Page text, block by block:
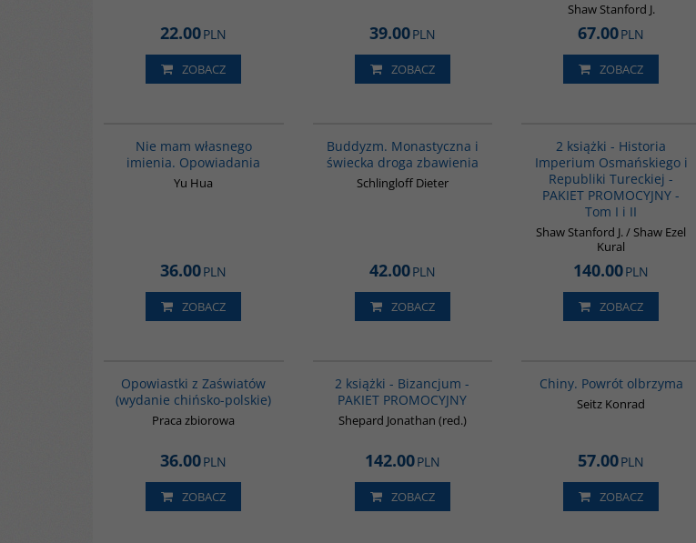
22.00PLN
ZOBACZ
39.00PLN
ZOBACZ
Shaw Stanford J.
67.00PLN
ZOBACZ
Nie mam własnego
imienia. Opowiadania
Yu Hua
36.00PLN
ZOBACZ
Buddyzm. Monastyczna i
świecka droga zbawienia
Schlingloff Dieter
42.00PLN
ZOBACZ
2 książki - Historia
Imperium Osmańskiego i
Republiki Tureckiej -
PAKIET PROMOCYJNY -
Tom I i II
Shaw Stanford J. / Shaw Ezel
Kural
140.00PLN
ZOBACZ
Opowiastki z Zaświatów
(wydanie chińsko-polskie)
Praca zbiorowa
36.00PLN
ZOBACZ
2 książki - Bizancjum -
PAKIET PROMOCYJNY
Shepard Jonathan (red.)
142.00PLN
ZOBACZ
Chiny. Powrót olbrzyma
Seitz Konrad
57.00PLN
ZOBACZ